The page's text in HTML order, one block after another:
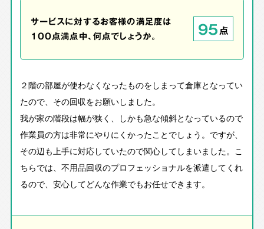
サービスに対するお客様の満足度は
100点満点中、何点でしょうか。
95点
２階の部屋が使わなくなったものをしまって倉庫となってい
たので、その回収をお願いしました。
我が家の階段は幅が狭く、しかも急な傾斜となっているので
作業員の方は非常にやりにくかったことでしょう。ですが、
その辺も上手に対応していたので関心してしまいました。こ
ちらでは、不用品回収のプロフェッショナルを派遣してくれ
るので、安心してどんな作業でもお任せできます。